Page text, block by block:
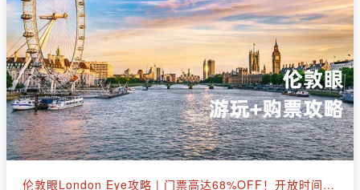
伦敦眼London Eye攻略 | 门票高达68%OFF！开放时间、游览小贴士等等